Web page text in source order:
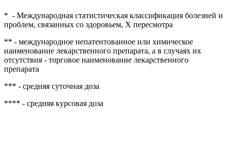
* - Международная статистическая классификация болезней и
проблем, связанных со здоровьем, Х пересмотра
** - международное непатентованное или химическое
наименование лекарственного препарата, а в случаях их
отсутствия - торговое наименование лекарственного
препарата
*** - средняя суточная доза
**** - средняя курсовая доза